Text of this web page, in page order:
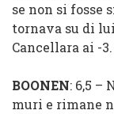
se non si fosse
tornava su di
Cancellara ai -3.
BOONEN: 6,5 –
muri e rimane